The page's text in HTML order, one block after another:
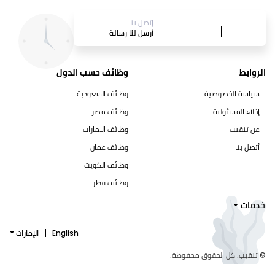
إتصل بنا
أرسل لنا رسالة
الروابط
سياسة الخصوصية
إخلاء المسئولية
عن تنقيب
أتصل بنا
وظائف حسب الدول
وظائف السعودية
وظائف مصر
وظائف الامارات
وظائف عمان
وظائف الكويت
وظائف قطر
خدمات
© تنقيب. كل الحقوق محفوظة.
English الإمارات